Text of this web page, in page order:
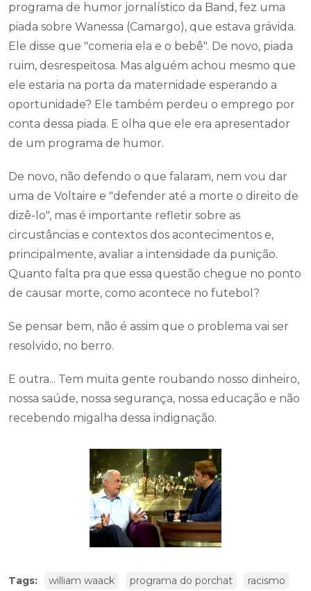
programa de humor jornalístico da Band, fez uma
piada sobre Wanessa (Camargo), que estava grávida.
Ele disse que "comeria ela e o bebê". De novo, piada
ruim, desrespeitosa. Mas alguém achou mesmo que
ele estaria na porta da maternidade esperando a
oportunidade? Ele também perdeu o emprego por
conta dessa piada. E olha que ele era apresentador
de um programa de humor.
De novo, não defendo o que falaram, nem vou dar
uma de Voltaire e "defender até a morte o direito de
dizê-lo", mas é importante refletir sobre as
circustâncias e contextos dos acontecimentos e,
principalmente, avaliar a intensidade da punição.
Quanto falta pra que essa questão chegue no ponto
de causar morte, como acontece no futebol?
Se pensar bem, não é assim que o problema vai ser
resolvido, no berro.
E outra... Tem muita gente roubando nosso dinheiro,
nossa saúde, nossa segurança, nossa educação e não
recebendo migalha dessa indignação.
Tags: william waack programa do porchat racismo